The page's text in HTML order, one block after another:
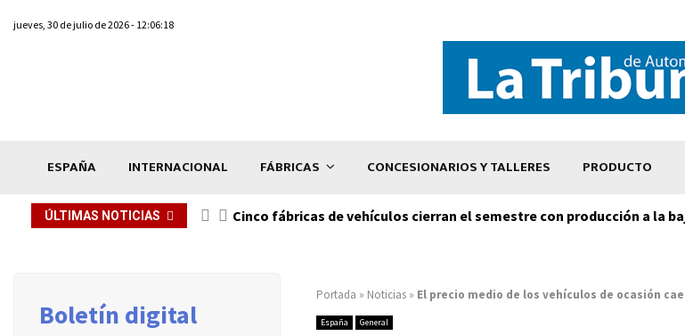
jueves, 30 de julio de 2026 - 12:06:18
ESPAÑA INTERNACIONAL FÁBRICAS CONCESIONARIOS Y TALLERES PRODUCTO
ÚLTIMAS NOTICIAS Cinco fábricas de vehículos cierran el semestre con producción a la
Portada » Noticias » El precio medio de los vehículos de ocasión
España General
Boletín digital